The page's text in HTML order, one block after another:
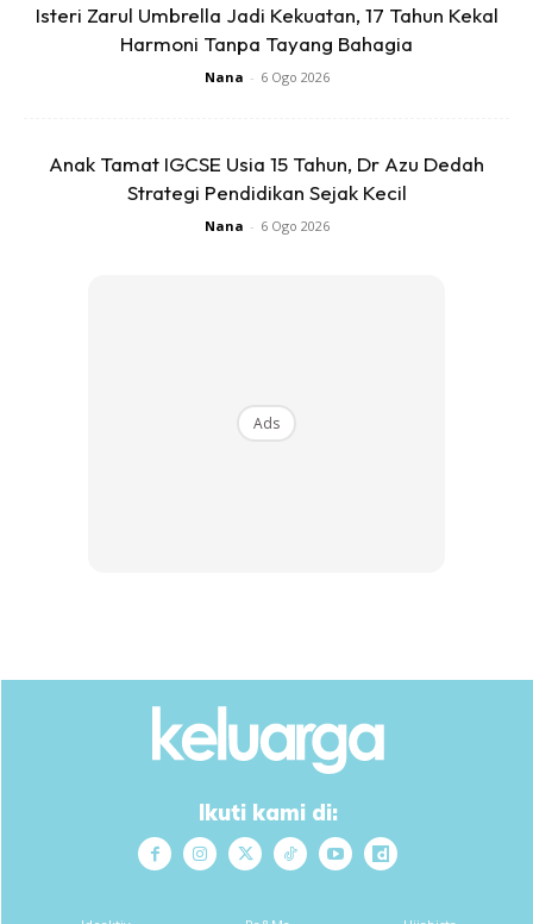
Isteri Zarul Umbrella Jadi Kekuatan, 17 Tahun Kekal
Harmoni Tanpa Tayang Bahagia
Nana - 6 Ogo 2026
Anak Tamat IGCSE Usia 15 Tahun, Dr Azu Dedah
Strategi Pendidikan Sejak Kecil
Nana - 6 Ogo 2026
Ads
Ikuti kami di: